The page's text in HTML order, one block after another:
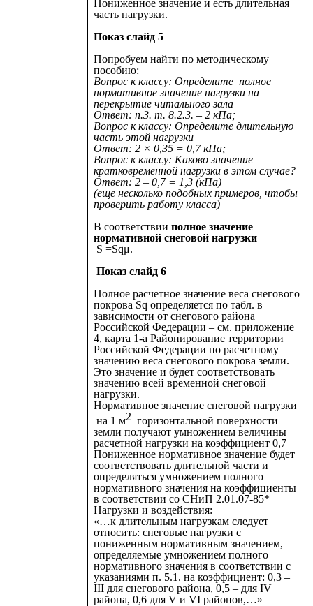
Пониженное значение и есть длительная
часть нагрузки.
Показ слайд 5
Попробуем найти по методическому
пособию:
Вопрос к классу: Определите полное
нормативное значение нагрузки на
перекрытие читального зала
Ответ: п.3. т. 8.2.3. – 2 кПа;
Вопрос к классу: Определите длительную
часть этой нагрузки
Ответ: 2 × 0,35 = 0,7 кПа;
Вопрос к классу: Каково значение
кратковременной нагрузки в этом случае?
Ответ: 2 – 0,7 = 1,3 (кПа)
(еще несколько подобных примеров, чтобы
проверить работу класса)
В соответствии полное значение
нормативной снеговой нагрузки
S =Sqμ.
Показ слайд 6
Полное расчетное значение веса снегового
покрова Sq определяется по табл. в
зависимости от снегового района
Российской Федерации – см. приложение
4, карта 1-а Районирование территории
Российской Федерации по расчетному
значению веса снегового покрова земли.
Это значение и будет соответствовать
значению всей временной снеговой
нагрузки.
Нормативное значение снеговой нагрузки
на 1 м2 горизонтальной поверхности
земли получают умножением величины
расчетной нагрузки на коэффициент 0,7
Пониженное нормативное значение будет
соответствовать длительной части и
определяться умножением полного
нормативного значения на коэффициенты
в соответствии со СНиП 2.01.07-85*
Нагрузки и воздействия:
«…к длительным нагрузкам следует
относить: снеговые нагрузки с
пониженным нормативным значением,
определяемые умножением полного
нормативного значения в соответствии с
указаниями п. 5.1. на коэффициент: 0,3 –
III для снегового района, 0,5 – для IV
района, 0,6 для V и VI районов,…»